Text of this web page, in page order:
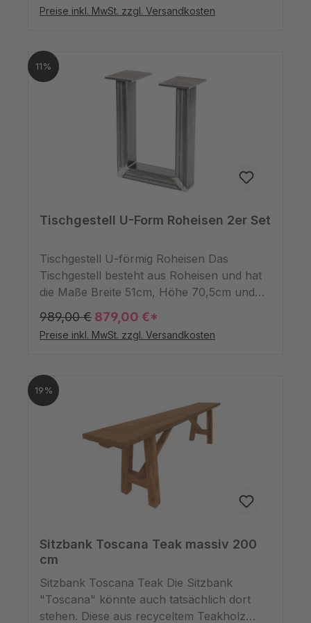
ein sehr robustes, witterungsbeständiges
Außenbereich als dekorativer Tisch
hinstellen.Dieses Naturprodukt kann in
Preise inkl. MwSt. zzgl. Versandkosten
11%
Tischgestell U-Form Roheisen 2er Set
Tischgestell U-förmig Roheisen Das
Tischgestell besteht aus Roheisen und hat
die Maße Breite 51cm, Höhe 70,5cm und
Tiefe 8-12cm. Das Stahl kommt zwar in
seiner Naturfarbe daher, aber die
Oberfläche wurde geölt. Zudem hat das
angeboten wird, hat getrennte
Auflageplatten.
989,00 € 879,00 €*
Preise inkl. MwSt. zzgl. Versandkosten
19%
Sitzbank Toscana Teak massiv 200
cm
Sitzbank Toscana Teak Die Sitzbank
"Toscana" könnte auch tatsächlich dort
stehen. Diese aus recyceltem Teakholz